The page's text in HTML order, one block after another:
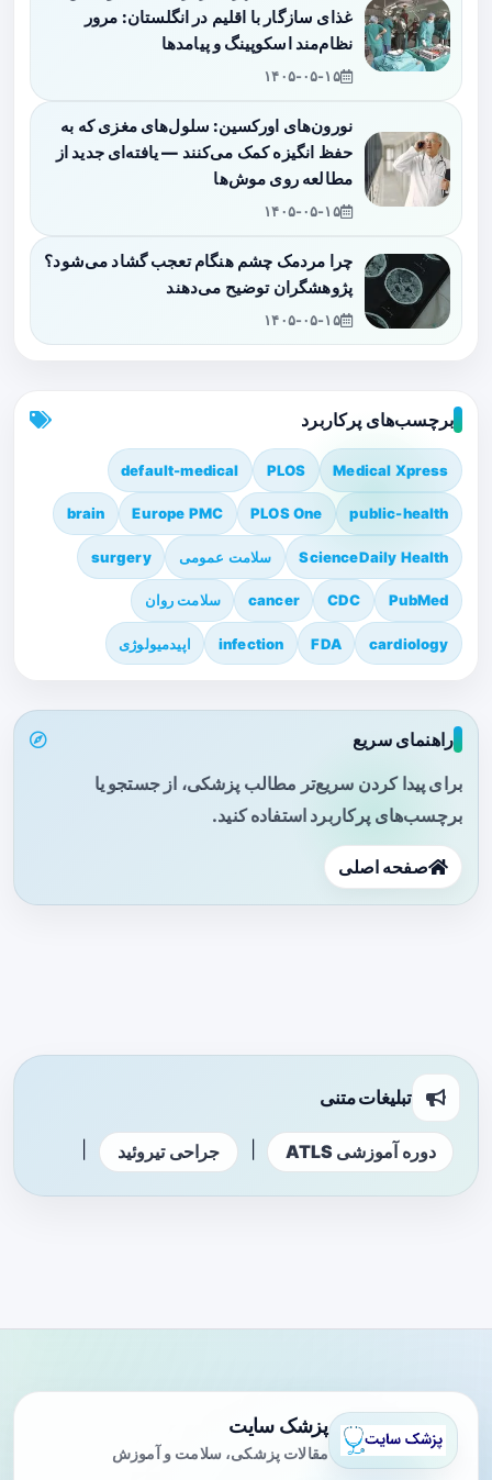
غذای سازگار با اقلیم در انگلستان: مرور
نظام‌مند اسکوپینگ و پیامدها
۱۴۰۵-۰۵-۱۵
نورون‌های اورکسین: سلول‌های مغزی که به
حفظ انگیزه کمک می‌کنند — یافته‌ای جدید از
مطالعه روی موش‌ها
۱۴۰۵-۰۵-۱۵
چرا مردمک چشم هنگام تعجب گشاد می‌شود؟
پژوهشگران توضیح می‌دهند
۱۴۰۵-۰۵-۱۵
برچسب‌های پرکاربرد
Medical Xpress
PLOS
default-medical
public-health
PLOS One
Europe PMC
brain
ScienceDaily Health سلامت عمومی surgery
PubMed
CDC
cancer سلامت روان
cardiology
FDA
infection اپیدمیولوژی
راهنمای سریع
برای پیدا کردن سریع‌تر مطالب پزشکی، از جستجو یا
برچسب‌های پرکاربرد استفاده کنید.
صفحه اصلی
تبلیغات متنی
دوره آموزشی ATLS جراحی تیروئید
پزشک سایت
مقالات پزشکی، سلامت و آموزش